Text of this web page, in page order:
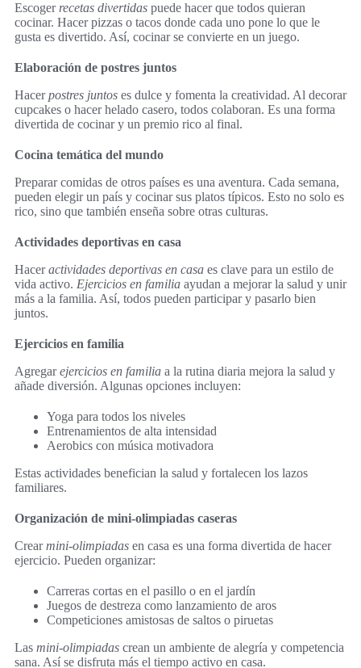
Escoger recetas divertidas puede hacer que todos quieran
cocinar. Hacer pizzas o tacos donde cada uno pone lo que le
gusta es divertido. Así, cocinar se convierte en un juego.
Elaboración de postres juntos
Hacerpostres juntos es dulce y fomenta la creatividad. Al decorar
cupcakes o hacer helado casero, todos colaboran. Es una forma
divertida de cocinar y un premio rico al final.
Cocina temática del mundo
Preparar comidas de otros países es una aventura. Cada semana,
pueden elegir un país y cocinar sus platos típicos. Esto no solo es
rico, sino que también enseña sobre otras culturas.
Actividades deportivas en casa
Haceractividades deportivas en casa es clave para un estilo de
vida activo. Ejercicios en familia ayudan a mejorar la salud y unir
más a la familia. Así, todos pueden participar y pasarlo bien
juntos.
Ejercicios en familia
Agregarejercicios en familia a la rutina diaria mejora la salud y
añade diversión. Algunas opciones incluyen:
Yoga para todos los niveles
Entrenamientos de alta intensidad
Aerobics con música motivadora
Estas actividades benefician la salud y fortalecen los lazos
familiares.
Organización de mini-olimpiadas caseras
Crearmini-olimpiadas en casa es una forma divertida de hacer
ejercicio. Pueden organizar:
Carreras cortas en el pasillo o en el jardín
Juegos de destreza como lanzamiento de aros
Competiciones amistosas de saltos o piruetas
Las mini-olimpiadas crean un ambiente de alegría y competencia
sana. Así se disfruta más el tiempo activo en casa.